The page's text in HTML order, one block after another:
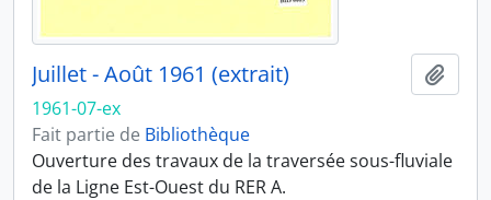
Juillet - Août 1961 (extrait)
1961-07-ex
Fait partie de Bibliothèque
Ouverture des travaux de la traversée sous-fluviale
de la Ligne Est-Ouest du RER A.